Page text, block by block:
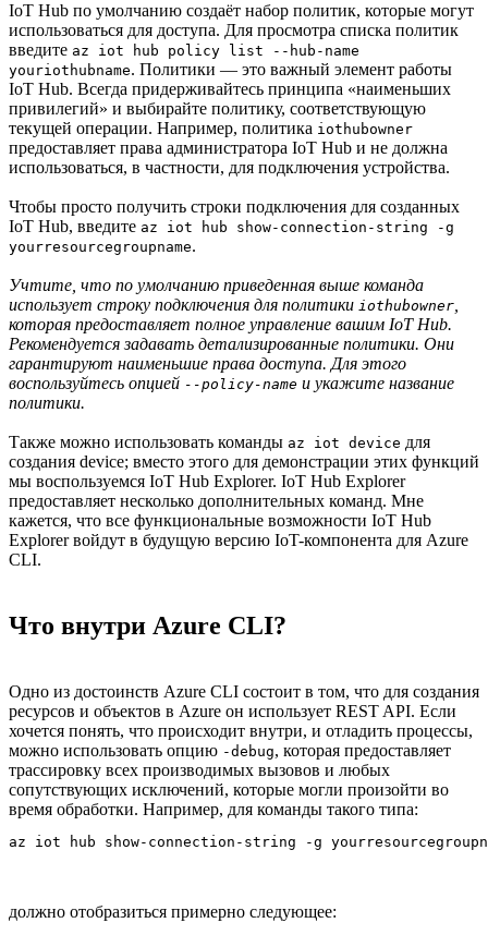
IoT Hub по умолчанию создаёт набор политик, которые могут
использоваться для доступа. Для просмотра списка политик
введите az iot hub policy list --hub-name
youriothubname. Политики — это важный элемент работы
IoT Hub. Всегда придерживайтесь принципа «наименьших
привилегий» и выбирайте политику, соответствующую
текущей операции. Например, политика iothubowner
предоставляет права администратора IoT Hub и не должна
использоваться, в частности, для подключения устройства.
Чтобы просто получить строки подключения для созданных
IoT Hub, введите az iot hub show-connection-string -g
yourresourcegroupname.
Учтите, что по умолчанию приведенная выше команда
использует строку подключения для политики iothubowner
которая предоставляет полное управление вашим IoT Hub.
Рекомендуется задавать детализированные политики. Они
гарантируют наименьшие права доступа. Для этого
воспользуйтесь опцией --policy-name и укажите название
политики.
Также можно использовать команды az iot device для
создания device; вместо этого для демонстрации этих функций
мы воспользуемся IoT Hub Explorer. IoT Hub Explorer
предоставляет несколько дополнительных команд. Мне
кажется, что все функциональные возможности IoT Hub
Explorer войдут в будущую версию IoT-компонента для Azure
CLI.
Что внутри Azure CLI?
Одно из достоинств Azure CLI состоит в том, что для создания
ресурсов и объектов в Azure он использует REST API. Если
хочется понять, что происходит внутри, и отладить процессы,
можно использовать опцию -debug, которая предоставляет
трассировку всех производимых вызовов и любых
сопутствующих исключений, которые могли произойти во
время обработки. Например, для команды такого типа:
az iot hub show-connection-string -g
должно отобразиться примерно следующее: